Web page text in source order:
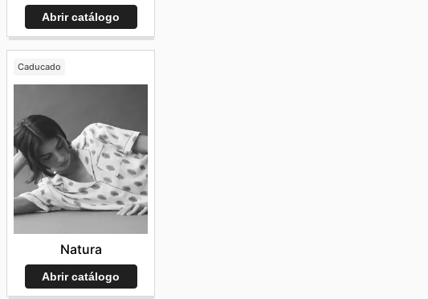
Abrir catálogo
Caducado
Natura
Abrir catálogo